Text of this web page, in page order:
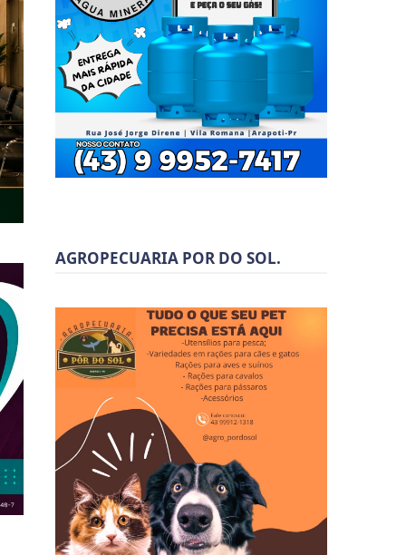
AGROPECUARIA POR DO SOL.